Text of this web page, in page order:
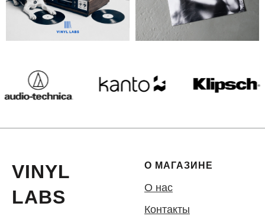
VINYL
LABS
О МАГАЗИНЕ
О нас
Контакты